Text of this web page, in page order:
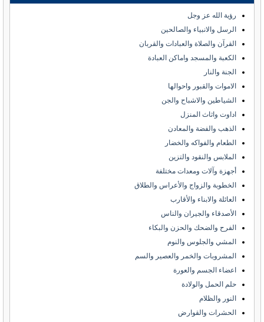
رؤية الله عز وجل
الرسل والانبياء والصالحين
القرآن والصلاة والعبادات والقربان
الكعبة والمسجد واماكن العبادة
الجنة والنار
الاموات والقبور واحوالها
الشياطين والاشباح والجن
اداوت واثاث المنزل
الذهب والفضة والمعادن
الطعام والفواكه والخضار
الملابس والنقود والتزين
أجهزة وآلات ومعدات مختلفة
الخطوبة والزواج والأعراس والطلاق
العائلة والابناء والأقارب
الأصدقاء والجيران والناس
الفرح والضحك والحزن والبكاء
المشي والجلوس والنوم
المشروبات والخمر والعصير والسم
اعضاء الجسم والعورة
حلم الحمل والولادة
النور والظلام
الحشرات والقوارض